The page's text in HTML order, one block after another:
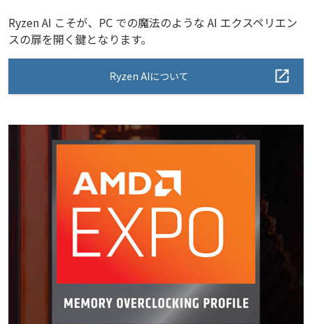
Ryzen AI こそが、PC での魔法のような AI エクスペリエン
スの扉を開く鍵となります。
Ryzen AIについて